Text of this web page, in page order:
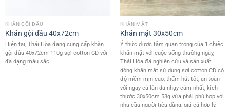
KHĂN GỘI ĐẦU
Khăn gội đầu 40x72cm
Hiện tại, Thái Hòa đang cung cấp khăn
gội đầu 40x72cm 110g sợi cotton CD với
đa dạng màu sắc.
KHĂN MẶT
Khăn mặt 30x50cm
Ý thức được tầm quan trọng của 1 chiếc
khăn mặt với cuộc sống thường ngày,
Thái Hòa đã nghiên cứu và sản xuất
dòng khăn mặt sử dụng sợi cotton CD có
độ mềm mịn cao, thấm hút tốt, an toàn
với ngay cả làn da nhạy cảm nhất, kích
thước 30x50cm 58g vừa phải phù hợp với
nhu cầu người tiêu dùng, giá cả hợp lý,